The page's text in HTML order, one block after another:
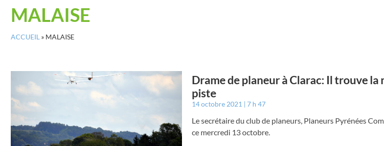
MALAISE
ACCUEIL » MALAISE
Drame de planeur à Clarac: Il trouve la
piste
14 octobre 2021 7 h 47
Le secrétaire du club de planeurs, Planeurs Pyrénées
ce mercredi 13 octobre.